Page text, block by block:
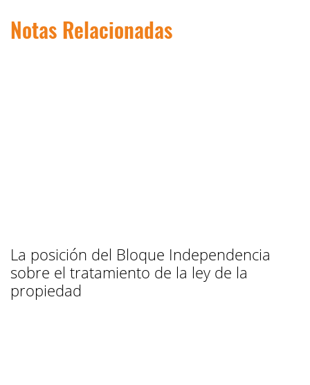
Notas Relacionadas
La posición del Bloque Independencia
sobre el tratamiento de la ley de la
propiedad